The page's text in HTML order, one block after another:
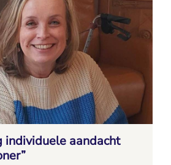
individuele aandacht